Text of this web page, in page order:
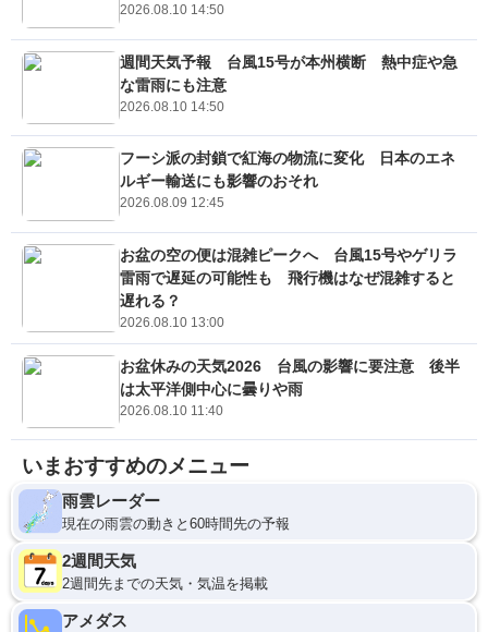
2026.08.10 14:50
週間天気予報 台風15号が本州横断 熱中症や急
な雷雨にも注意
2026.08.10 14:50
フーシ派の封鎖で紅海の物流に変化 日本のエネ
ルギー輸送にも影響のおそれ
2026.08.09 12:45
お盆の空の便は混雑ピークへ 台風15号やゲリラ
雷雨で遅延の可能性も 飛行機はなぜ混雑すると
遅れる？
2026.08.10 13:00
お盆休みの天気2026 台風の影響に要注意 後半
は太平洋側中心に曇りや雨
2026.08.10 11:40
いまおすすめのメニュー
雨雲レーダー
現在の雨雲の動きと60時間先の予報
2週間天気
2週間先までの天気・気温を掲載
アメダス